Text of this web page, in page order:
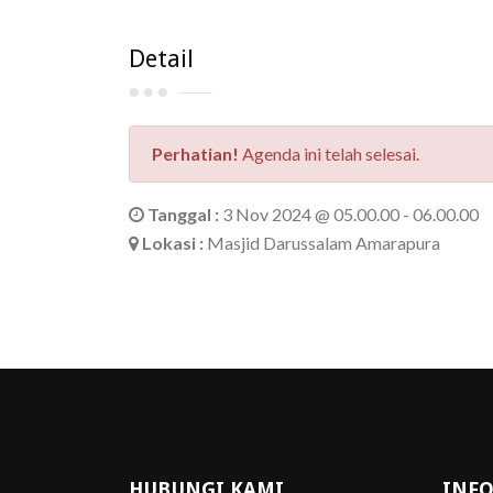
Detail
Perhatian! Agenda ini telah selesai.
Tanggal : 3 Nov 2024 @ 05.00.00 - 06.00.00
Lokasi : Masjid Darussalam Amarapura